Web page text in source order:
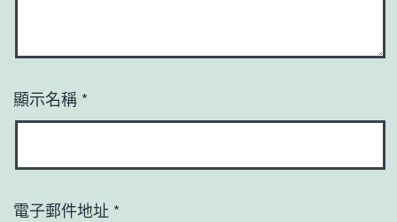
顯示名稱 *
電子郵件地址 *